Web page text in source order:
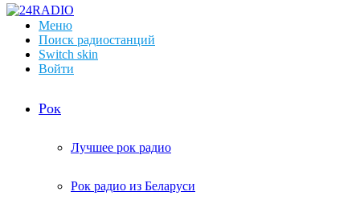
Меню
Поиск радиостанций
Switch skin
Войти
Рок
Лучшее рок радио
Рок радио из Беларуси